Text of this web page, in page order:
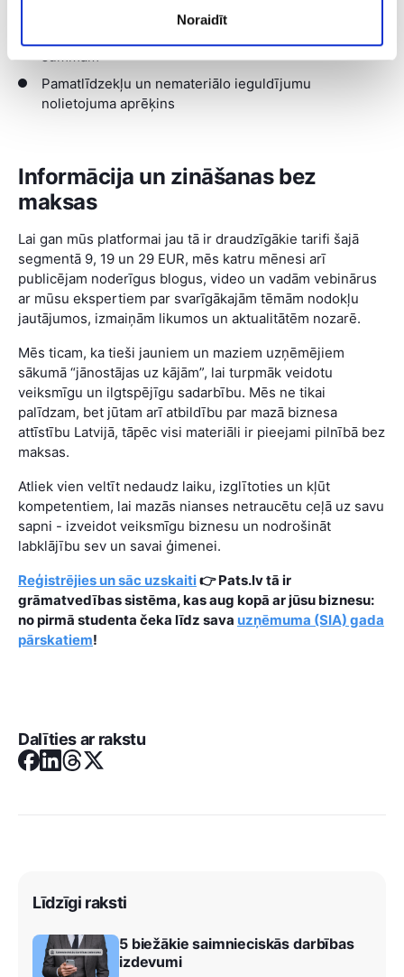
Noraidīt
summām
Pamatlīdzekļu un nemateriālo ieguldījumu
nolietojuma aprēķins
Informācija un zināšanas bez
maksas
Lai gan mūs platformai jau tā ir draudzīgākie tarifi šajā
segmentā 9, 19 un 29 EUR, mēs katru mēnesi arī
publicējam noderīgus blogus, video un vadām vebinārus
ar mūsu ekspertiem par svarīgākajām tēmām nodokļu
jautājumos, izmaiņām likumos un aktualitātēm nozarē.
Mēs ticam, ka tieši jauniem un maziem uzņēmējiem
sākumā “jānostājas uz kājām”, lai turpmāk veidotu
veiksmīgu un ilgtspējīgu sadarbību. Mēs ne tikai
palīdzam, bet jūtam arī atbildību par mazā biznesa
attīstību Latvijā, tāpēc visi materiāli ir pieejami pilnībā bez
maksas.
Atliek vien veltīt nedaudz laiku, izglītoties un kļūt
kompetentiem, lai mazās nianses netraucētu ceļā uz savu
sapni - izveidot veiksmīgu biznesu un nodrošināt
labklājību sev un savai ģimenei.
Reģistrējies un sāc uzskaiti👉 Pats.lv tā ir
grāmatvedības sistēma, kas aug kopā ar jūsu biznesu:
no pirmā studenta čeka līdz sava uzņēmuma (SIA) gada
pārskatiem!
Dalīties ar rakstu
Līdzīgi raksti
5 biežākie saimnieciskās darbības
izdevumi